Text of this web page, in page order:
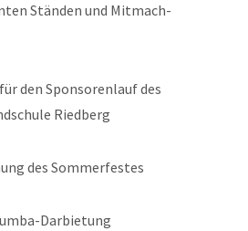
Ständen und Mitmach-
den Sponsorenlauf des
Riedberg
des Sommerfestes
Darbietung